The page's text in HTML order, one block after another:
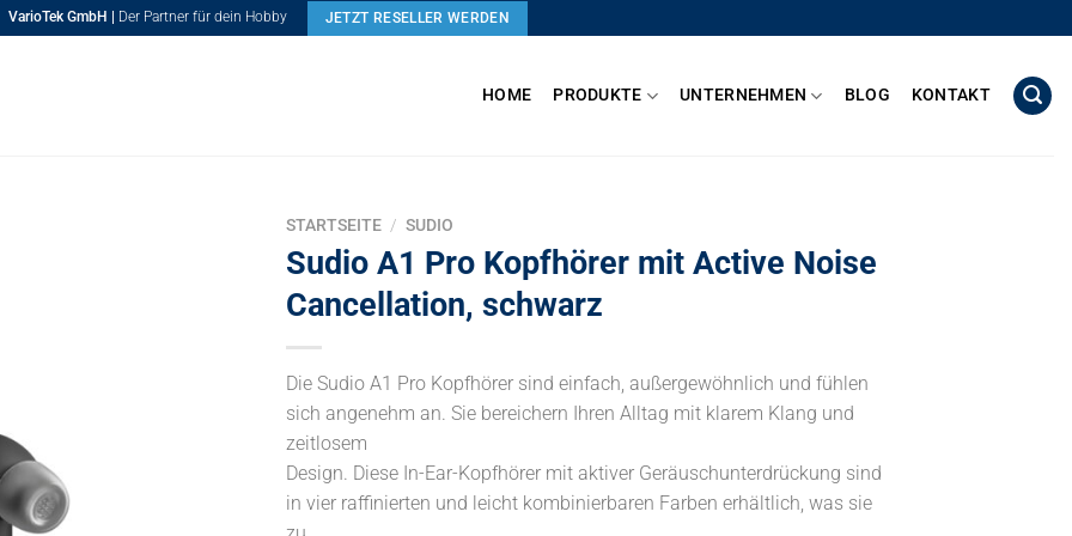
VarioTek GmbH | Der Partner für dein Hobby JETZT RESELLER WERDEN
HOME PRODUKTE UNTERNEHMEN BLOG KONTAKT
STARTSEITE / SUDIO
Sudio A1 Pro Kopfhörer mit Active Noise
Cancellation, schwarz
Die Sudio A1 Pro Kopfhörer sind einfach, außergewöhnlich und fühlen
sich angenehm an. Sie bereichern Ihren Alltag mit klarem Klang und
zeitlosem
Design. Diese In-Ear-Kopfhörer mit aktiver Geräuschunterdrückung sind
in vier raffinierten und leicht kombinierbaren Farben erhältlich, was sie